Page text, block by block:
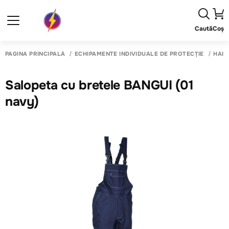
CautăCoș
PAGINA PRINCIPALĂ ECHIPAMENTE INDIVIDUALE DE PROTECȚIE
Salopeta cu bretele BANGUI (01
navy)